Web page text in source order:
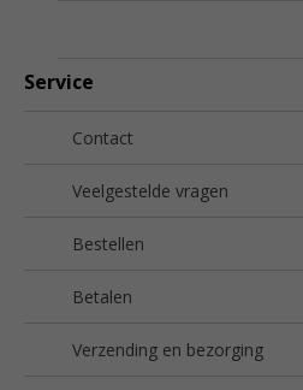
Service
Contact
Veelgestelde vragen
Bestellen
Betalen
Verzending en bezorging